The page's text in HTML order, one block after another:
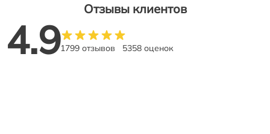
Отзывы клиентов
4.91799 отзывов 5358 оценок